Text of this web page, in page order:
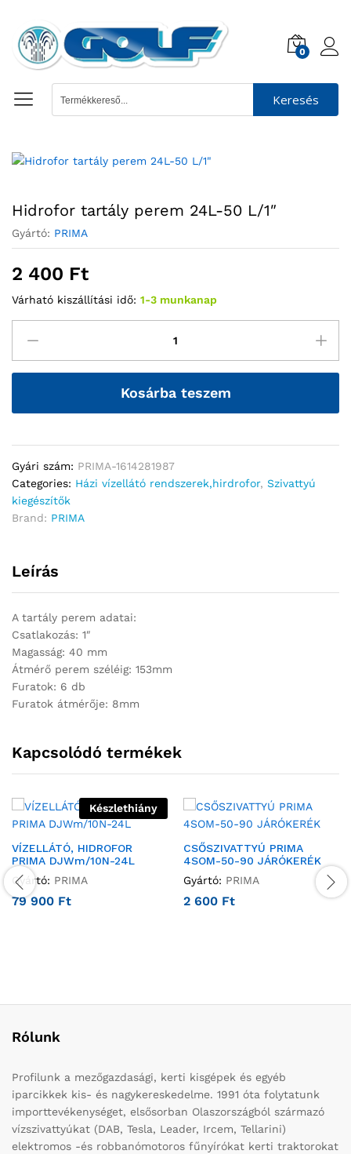
0
Keresés
Hidrofor tartály perem 24L-50 L/1″
Gyártó: PRIMA
2 400 Ft
Várható kiszállítási idő: 1-3 munkanap
Kosárba teszem
Gyári szám: PRIMA-1614281987
Categories: Házi vízellátó rendszerek,hirdrofor, Szivattyú
kiegészítők
Brand: PRIMA
Leírás
A tartály perem adatai:
Csatlakozás: 1″
Magasság: 40 mm
Átmérő perem széléig: 153mm
Furatok: 6 db
Furatok átmérője: 8mm
Kapcsolódó termékek
Készlethiány
VÍZELLÁTÓ, HIDROFOR
PRIMA DJWm/10N-24L
Gyártó: PRIMA
79 900 Ft
CSŐSZIVATTYÚ PRIMA
4SOM-50-90 JÁRÓKERÉK
Gyártó: PRIMA
2 600 Ft
Rólunk
Profilunk a mezőgazdasági, kerti kisgépek és egyéb
iparcikkek kis- és nagykereskedelme. 1991 óta folytatunk
importtevékenységet, elsősorban Olaszországból származó
vízszivattyúkat (DAB, Tesla, Leader, Ircem, Tellarini)
elektromos -és robbanómotoros fűnyírókat kerti traktorokat